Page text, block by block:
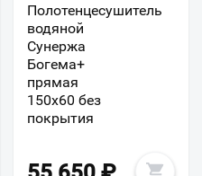
Полотенцесушитель
водяной
Сунержа
Богема+
прямая
150x60 без
покрытия